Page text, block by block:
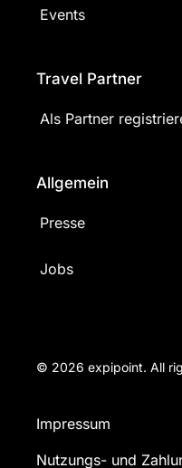
Events
Travel Partner
Als Partner
Allgemein
Presse
Jobs
© 2026 expipoint. All
Impressum
Nutzungs- und